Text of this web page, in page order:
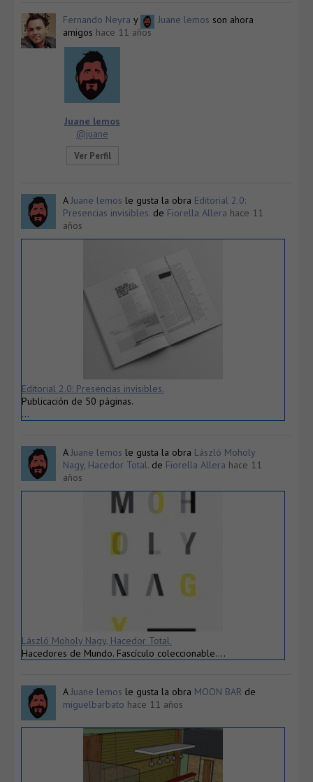
Fernando Neyra y Juane lemos son ahora
amigos hace 11 años
Juane lemos
@juane
Ver Perfil
AJuane lemos le gusta la obra Editorial 2.0:
Presencias invisibles. de Fiorella Allera hace 11
años
Editorial 2.0: Presencias invisibles.
Publicación de 50 páginas.
…
AJuane lemos le gusta la obra László Moholy
Nagy, Hacedor Total. de Fiorella Allera hace 11
años
László Moholy Nagy, Hacedor Total.
Hacedores de Mundo. Fascículo coleccionable….
AJuane lemos le gusta la obra MOON BAR de
miguelbarbato hace 11 años